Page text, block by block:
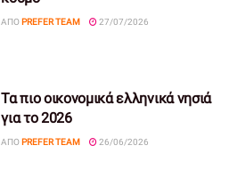
ΑΠΌ PREFER TEAM 27/07/2026
Τα πιο οικονομικά ελληνικά νησιά
για το 2026
ΑΠΌ PREFER TEAM 26/06/2026